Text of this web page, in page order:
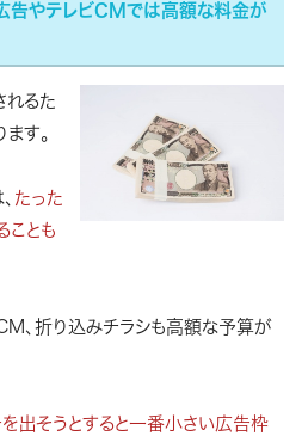
告やテレビCMでは高額な料金が
れるた
す。
たった
ことも
、折り込みチラシも高額な予算が
出そうとすると一番小さい広告枠